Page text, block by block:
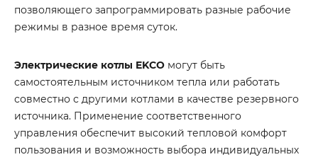
позволяющего запрограммировать разные рабочие
режимы в разное время суток.
Электрические котлы EKCO могут быть
самостоятельным источником тепла или работать
совместно с другими котлами в качестве резервного
источника. Применение соответственного
управления обеспечит высокий тепловой комфорт
пользования и возможность выбора индивидуальных